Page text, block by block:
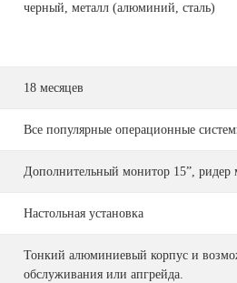
черный, металл (алюминий, сталь)
18 месяцев
Все популярные операционные
Дополнительный монитор 15”, ридер
Настольная установка
Тонкий алюминиевый корпус и
обслуживания или апгрейда.